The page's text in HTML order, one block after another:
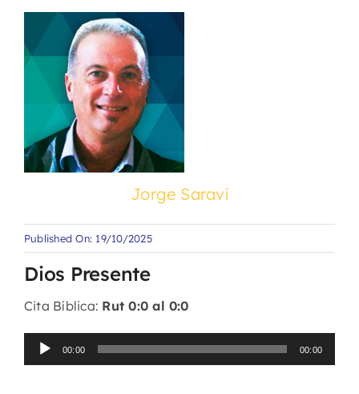
Jorge Saraví
Published On: 19/10/2025
Dios Presente
Cita Bíblica: Rut 0:0 al 0:0
Reproductor
de
00:00 00:00